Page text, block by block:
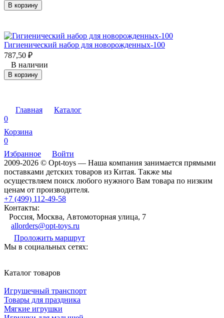
В корзину
Гигиенический набор для новорожденных-100
787,50 ₽
В наличии
В корзину
Главная
Каталог
0
Корзина
0
Избранное
Войти
2009-2026 © Opt-toys — Наша компания занимается прямыми
поставками детских товаров из Китая. Также мы
осуществляем поиск любого нужного Вам товара по низким
ценам от производителя.
+7 (499) 112-49-58
Контакты:
Россия, Москва, Автомоторная улица, 7
allorders@opt-toys.ru
Проложить маршрут
Мы в социальных сетях:
Каталог товаров
Игрушечный транспорт
Товары для праздника
Мягкие игрушки